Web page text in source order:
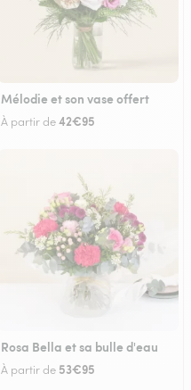
Mélodie et son vase offert
À partir de42€95
Rosa Bella et sa bulle d'eau
À partir de 53€95